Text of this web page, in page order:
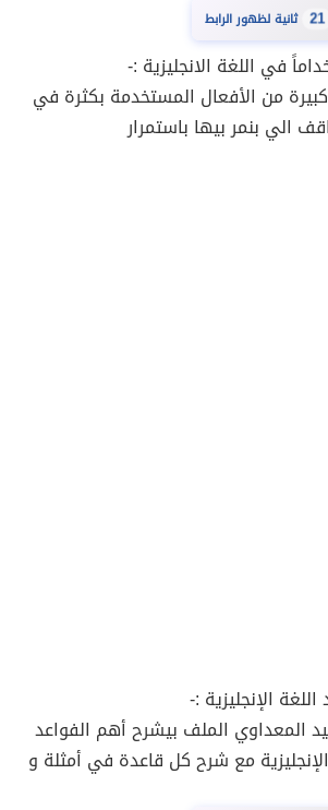
21 ثانية لظهور الرابط
من الأفعال المستخدمة بكثرة في
الي بنمر بيها باستمرار
الإنجليزية :-
المعداوي الملف بيشرح أهم الفواعد
مع شرح كل قاعدة في أمثلة و